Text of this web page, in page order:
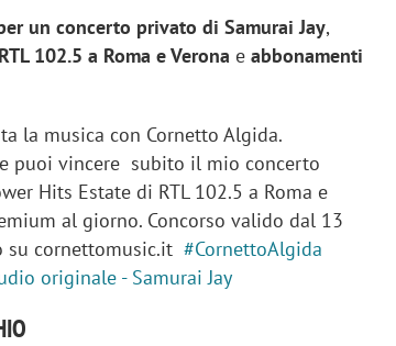
un concerto privato di Samurai Jay,
102.5 a Roma e Verona eabbonamenti
la musica con Cornetto Algida.
puoi vincere subito il mio concerto
Hits Estate di RTL 102.5 a Roma e
al giorno. Concorso valido dal 13
su cornettomusic.it#CornettoAlgida
originale - Samurai Jay
deve
Ricerche di mercato. Neri, Ipsos
Doxa: «Non basta più descrivere i
fenomeni: bisogna comprenderli e